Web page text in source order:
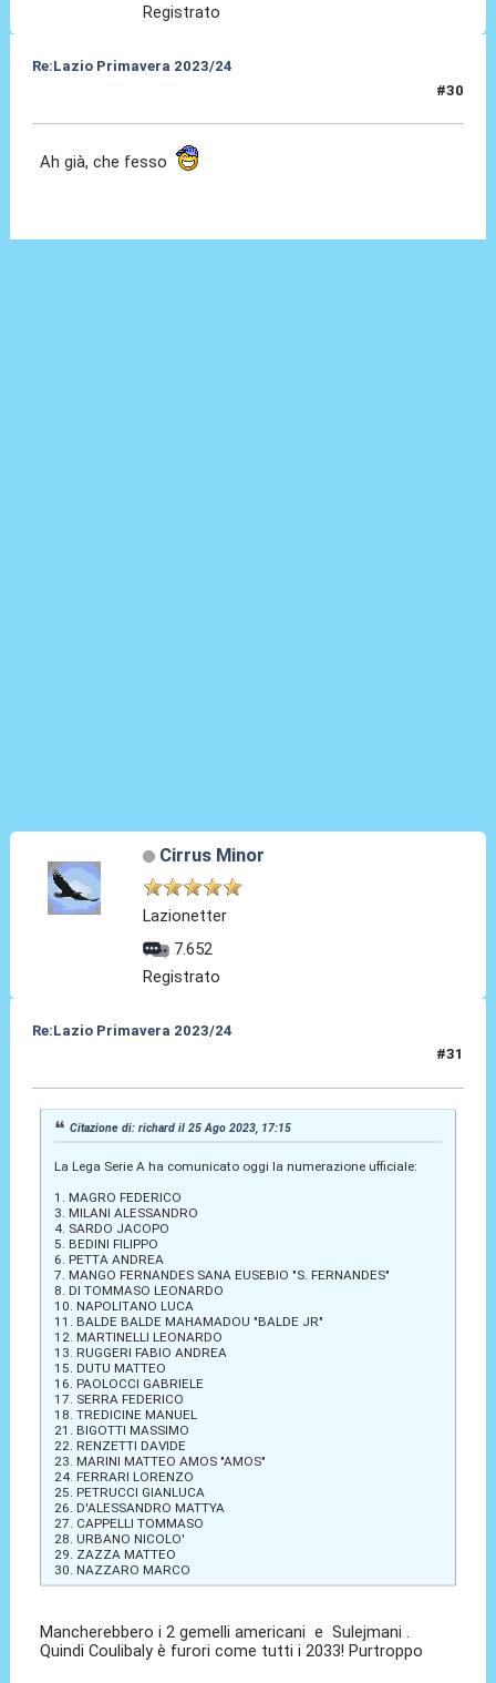
Registrato
Re:Lazio Primavera 2023/24
#30
Ah già, che fesso
Cirrus Minor
Lazionetter
7.652
Registrato
Re:Lazio Primavera 2023/24
#31
Citazione di: richard il 25 Ago 2023, 17:15
La Lega Serie A ha comunicato oggi la numerazione ufficiale:
1. MAGRO FEDERICO
3. MILANI ALESSANDRO
4. SARDO JACOPO
5. BEDINI FILIPPO
6. PETTA ANDREA
7. MANGO FERNANDES SANA EUSEBIO "S. FERNANDES"
8. DI TOMMASO LEONARDO
10. NAPOLITANO LUCA
11. BALDE BALDE MAHAMADOU "BALDE JR"
12. MARTINELLI LEONARDO
13. RUGGERI FABIO ANDREA
15. DUTU MATTEO
16. PAOLOCCI GABRIELE
17. SERRA FEDERICO
18. TREDICINE MANUEL
21. BIGOTTI MASSIMO
22. RENZETTI DAVIDE
23. MARINI MATTEO AMOS "AMOS"
24. FERRARI LORENZO
25. PETRUCCI GIANLUCA
26. D'ALESSANDRO MATTYA
27. CAPPELLI TOMMASO
28. URBANO NICOLO'
29. ZAZZA MATTEO
30. NAZZARO MARCO
Mancherebbero i 2 gemelli americani e Sulejmani .
Quindi Coulibaly è furori come tutti i 2033! Purtroppo